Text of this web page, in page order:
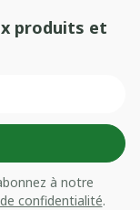
produits et
à notre
confidentialité.